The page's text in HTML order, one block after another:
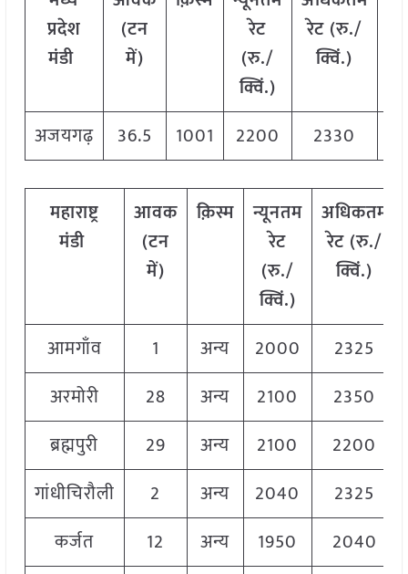
प्रदेश
मंडी
(टन
में)
रेट
(रु./
क्विं.)
रेट (रु./
क्विं.)
अजयगढ़
36.5 1001 2200 2330
महाराष्ट्र
मंडी
आवक
(टन
में)
क़िस्म
न्यूनतम
रेट
(रु./
क्विं.)
अधिकतम
रेट (रु./
क्विं.)
आमगाँव 1 अन्य 2000
2325
अरमोरी
28 अन्य 2100
2350
ब्रह्मपुरी
29 अन्य 2100
2200
गांधीचिरौली
2 अन्य 2040
2325
कर्जत
12 अन्य 1950 2040